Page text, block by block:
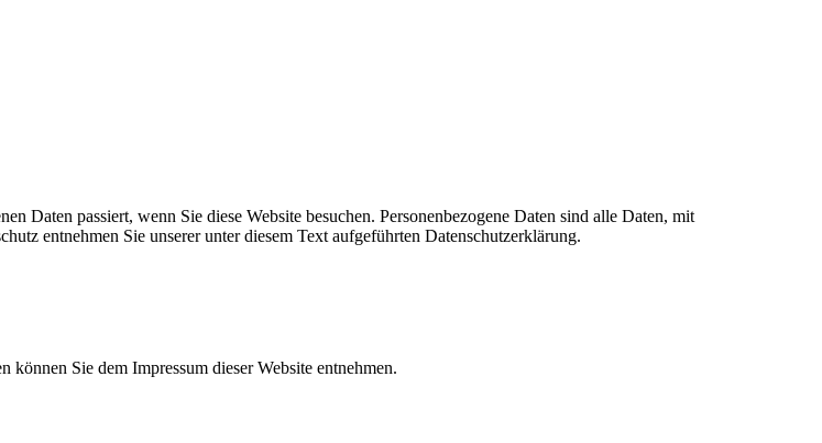
Daten passiert, wenn Sie diese Website besuchen. Personenbezogene Daten sind alle Daten, mit
entnehmen Sie unserer unter diesem Text aufgeführten Datenschutzerklärung.
Sie dem Impressum dieser Website entnehmen.